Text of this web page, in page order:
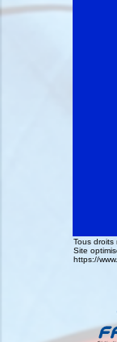
Tous droits
Site
https://